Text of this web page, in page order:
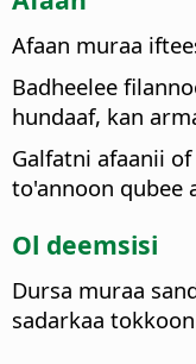
Afaan muraa
Badheelee
hundaaf, kan
Galfatni afaanii
to'annoon qubee
Ol deemsisi
Dursa muraa
sadarkaa